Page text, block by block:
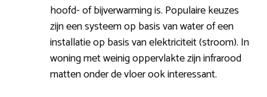
hoofd- of bijverwarming is. Populaire keuzes
zijn een systeem op basis van water of een
installatie op basis van elektriciteit (stroom). In
woning met weinig oppervlakte zijn infrarood
matten onder de vloer ook interessant.